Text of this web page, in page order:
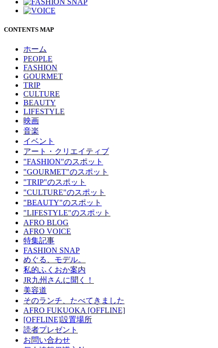
CONTENTS MAP
ホーム
PEOPLE
FASHION
GOURMET
TRIP
CULTURE
BEAUTY
LIFESTYLE
映画
音楽
イベント
アート・クリエイティブ
"FASHION"のスポット
"GOURMET"のスポット
"TRIP"のスポット
"CULTURE"のスポット
"BEAUTY"のスポット
"LIFESTYLE"のスポット
AFRO BLOG
AFRO VOICE
特集記事
FASHION SNAP
めぐる、モデル。
私的ふくおか案内
JR九州さんに聞く！
美容道
そのランチ、たべてきました
AFRO FUKUOKA [OFFLINE]
[OFFLINE]設置場所
読者プレゼント
お問い合わせ